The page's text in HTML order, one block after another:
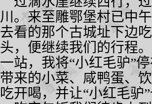
川。来至雕鄂堡村已中
去看的那个古城址下边
头，便继续我们的行程
一站，我将“小红毛驴”
带来的小菜、咸鸭蛋、
吃开喝，并让“小红毛驴